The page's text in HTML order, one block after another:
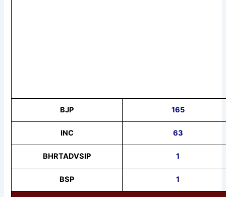
BJP 165
INC 63
BHRTADVSIP 1
BSP 1